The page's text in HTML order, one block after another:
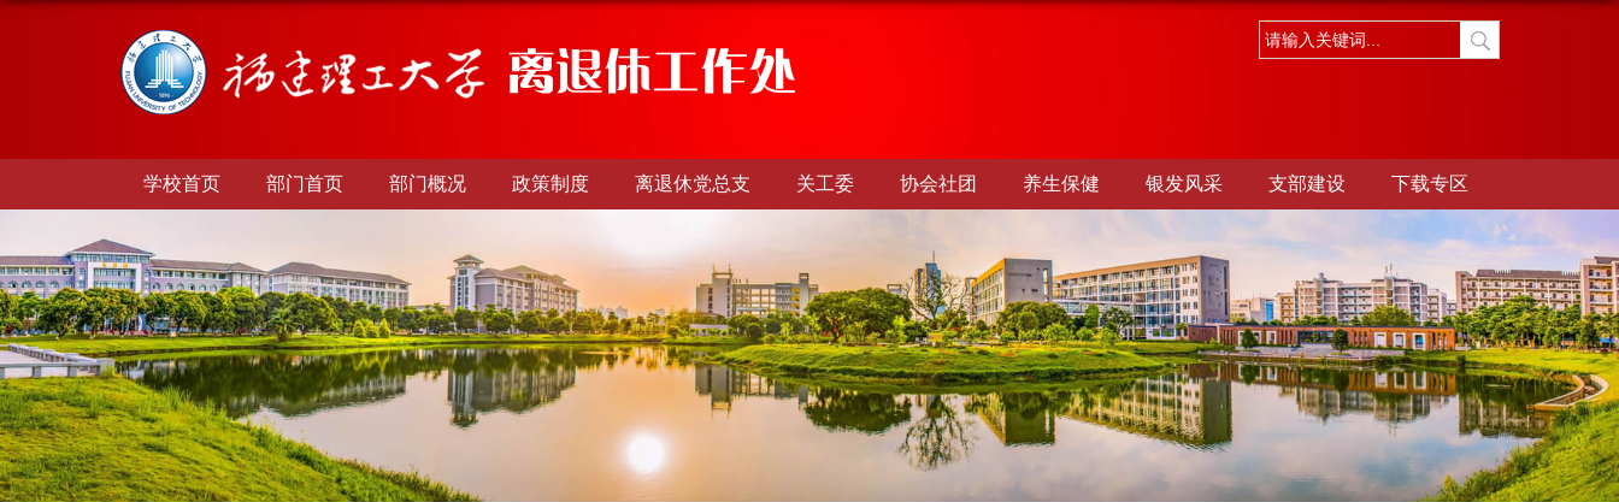
学校首页 部门首页 部门概况 政策制度 离退休党总支 关工委 协会社团 养生保健 银发风采 支部建设 下载专区